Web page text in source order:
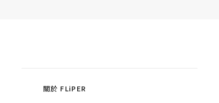
關於 FLiPER